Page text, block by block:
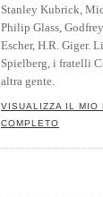
Stanley Kubrick,
Philip Glass,
Escher, H.R. Giger.
Spielberg, i fratelli
altra gente.
VISUALIZZA IL MIO
COMPLETO